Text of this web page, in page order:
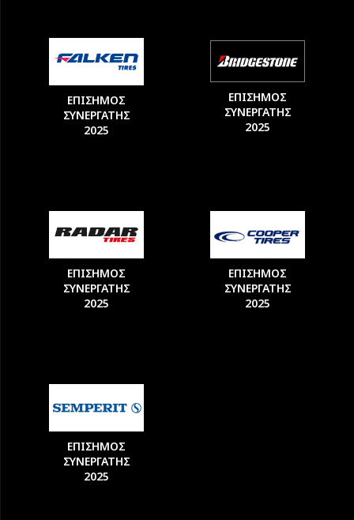
ΕΠΙΣΗΜΟΣ
ΣΥΝΕΡΓΑΤΗΣ
2025
ΕΠΙΣΗΜΟΣ
ΣΥΝΕΡΓΑΤΗΣ
2025
ΕΠΙΣΗΜΟΣ
ΣΥΝΕΡΓΑΤΗΣ
2025
ΕΠΙΣΗΜΟΣ
ΣΥΝΕΡΓΑΤΗΣ
2025
ΕΠΙΣΗΜΟΣ
ΣΥΝΕΡΓΑΤΗΣ
2025